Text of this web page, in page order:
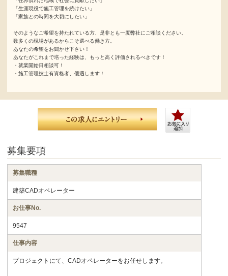
「生涯現役で施工管理を続けたい」
「家族との時間を大切にしたい」
そのようなご希望を持たれている方、是非とも一度弊社にご相談ください。
数多くの現場があるからこそ選べる働き方。
あなたの希望をお聞かせ下さい！
あなたがこれまで培った経験は、もっと高く評価されるべきです！
・就業開始日相談可！
・施工管理技士有資格者、優遇します！
募集要項
募集職種
建築CADオペレーター
お仕事No.
9547
仕事内容
プロジェクトにて、CADオペレーターをお任せします。